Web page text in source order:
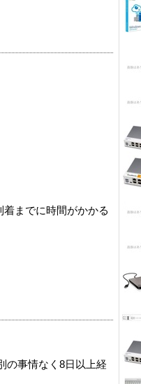
までに時間がかかる
の事情なく8日以上経